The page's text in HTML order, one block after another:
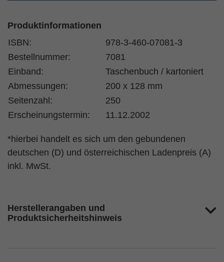
Produktinformationen
ISBN:
978-3-460-07081-3
Bestellnummer:
7081
Einband:
Taschenbuch / kartoniert
Abmessungen:
200 x 128 mm
Seitenzahl:
250
Erscheinungstermin:
11.12.2002
*hierbei handelt es sich um den gebundenen
deutschen (D) und österreichischen Ladenpreis (A)
inkl. MwSt.
Herstellerangaben und
Produktsicherheitshinweis